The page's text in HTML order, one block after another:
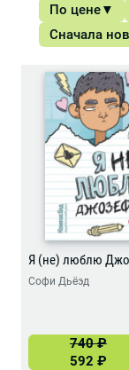
По цене
Сначала
Я (не) люблю
Софи Дьёэд
740₽
592 ₽